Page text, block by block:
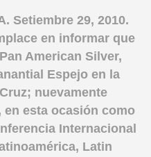
Setiembre 29, 2010.
en informar que
American Silver,
Espejo en la
nuevamente
en esta ocasión como
Internacional
Latin